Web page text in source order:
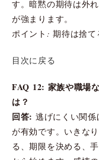
す。暗黙の期待は外
が強まります。
ポイント: 期待は捨て
目次に戻る
FAQ 12: 家族や職場
は？
回答: 逃げにくい関
が有効です。いきな
る、期限を決める、